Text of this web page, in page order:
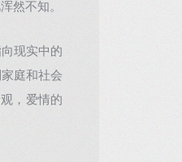
然不知。
现实中的
庭和社会
，爱情的